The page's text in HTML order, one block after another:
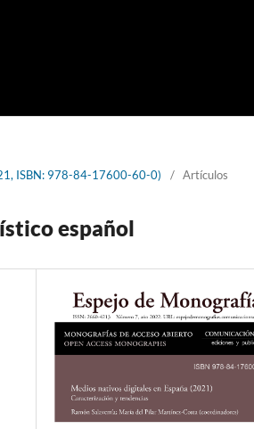
ISBN: 978-84-17600-60-0)
/ Artículos
español